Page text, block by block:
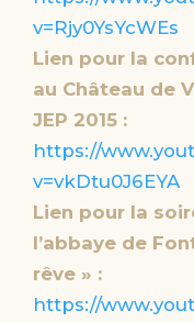
v=Rjy0YsYcWEs
Lien pour la
au Château de
JEP 2015 :
https://
v=vkDtu0J6EYA
Lien pour la
l’abbaye de
rêve » :
https://